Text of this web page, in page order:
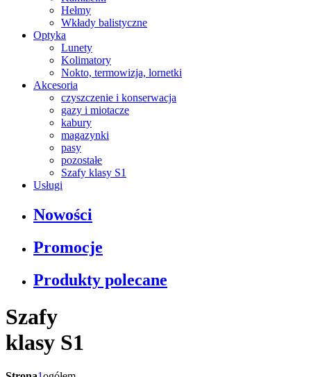
Hełmy
Wkłady balistyczne
Optyka
Lunety
Kolimatory
Nokto, termowizja, lornetki
Akcesoria
czyszczenie i konserwacja
gazy i miotacze
kabury
magazynki
pasy
pozostałe
Szafy klasy S1
Usługi
Nowości
Promocje
Produkty polecane
Szafy
klasy S1